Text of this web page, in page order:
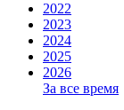
2022
2023
2024
2025
2026
За все время